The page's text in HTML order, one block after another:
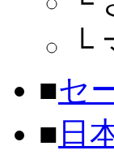
└
■セ
■ 日